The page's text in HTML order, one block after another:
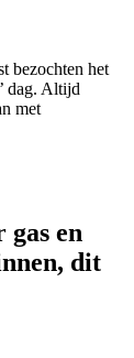
bezochten het
dag. Altijd
met
en
dit